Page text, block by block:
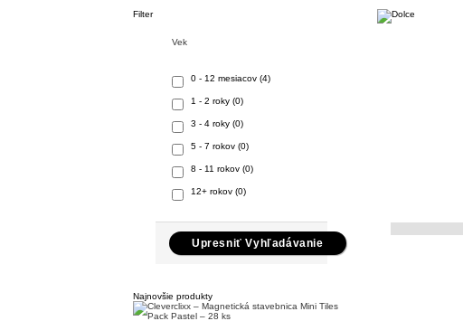
Filter
Vek
0 - 12 mesiacov (4)
1 - 2 roky (0)
3 - 4 roky (0)
5 - 7 rokov (0)
8 - 11 rokov (0)
12+ rokov (0)
Upresniť Vyhľadávanie
Najnovšie produkty